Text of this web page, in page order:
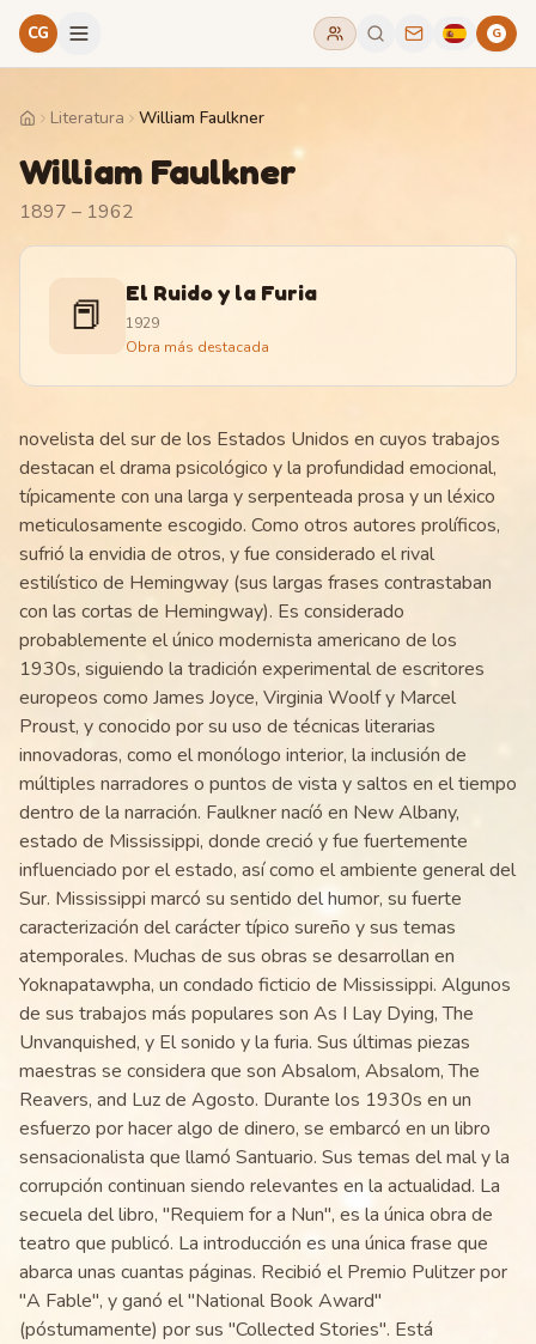
CG G
HomeLiteratura William Faulkner
William Faulkner
1897 – 1962
📕 El Ruido y la Furia
1929
Obra más destacada
novelista del sur de los Estados Unidos en cuyos trabajos
destacan el drama psicológico y la profundidad emocional,
típicamente con una larga y serpenteada prosa y un léxico
meticulosamente escogido. Como otros autores prolíficos,
sufrió la envidia de otros, y fue considerado el rival
estilístico de Hemingway (sus largas frases contrastaban
con las cortas de Hemingway). Es considerado
probablemente el único modernista americano de los
1930s, siguiendo la tradición experimental de escritores
europeos como James Joyce, Virginia Woolf y Marcel
Proust, y conocido por su uso de técnicas literarias
innovadoras, como el monólogo interior, la inclusión de
múltiples narradores o puntos de vista y saltos en el tiempo
dentro de la narración. Faulkner nacíó en New Albany,
estado de Mississippi, donde creció y fue fuertemente
influenciado por el estado, así como el ambiente general del
Sur. Mississippi marcó su sentido del humor, su fuerte
caracterización del carácter típico sureño y sus temas
atemporales. Muchas de sus obras se desarrollan en
Yoknapatawpha, un condado ficticio de Mississippi. Algunos
de sus trabajos más populares son As I Lay Dying, The
Unvanquished, y El sonido y la furia. Sus últimas piezas
maestras se considera que son Absalom, Absalom, The
Reavers, and Luz de Agosto. Durante los 1930s en un
esfuerzo por hacer algo de dinero, se embarcó en un libro
sensacionalista que llamó Santuario. Sus temas del mal y la
corrupción continuan siendo relevantes en la actualidad. La
secuela del libro, "Requiem for a Nun", es la única obra de
teatro que publicó. La introducción es una única frase que
abarca unas cuantas páginas. Recibió el Premio Pulitzer por
"A Fable", y ganó el "National Book Award"
(póstumamente) por sus "Collected Stories". Está